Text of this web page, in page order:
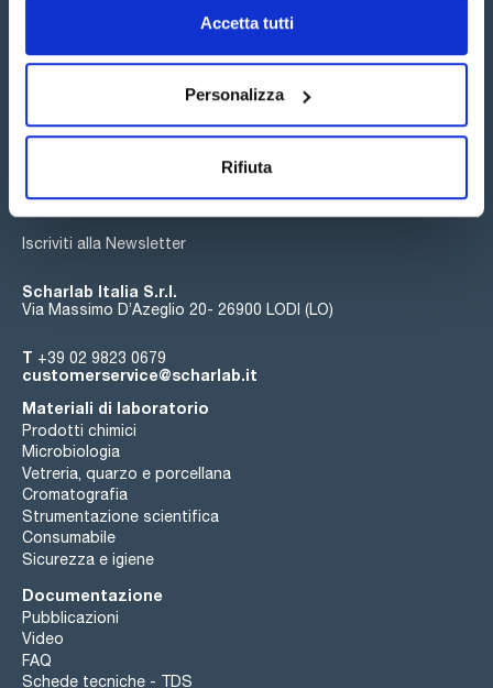
Accetta tutti
Personalizza
Rifiuta
Iscriviti alla Newsletter
Scharlab Italia S.r.l.
Via Massimo D’Azeglio 20- 26900 LODI (LO)
T +39 02 9823 0679
customerservice@scharlab.it
Materiali di laboratorio
Prodotti chimici
Microbiologia
Vetreria, quarzo e porcellana
Cromatografia
Strumentazione scientifica
Consumabile
Sicurezza e igiene
Documentazione
Pubblicazioni
Video
FAQ
Schede tecniche - TDS